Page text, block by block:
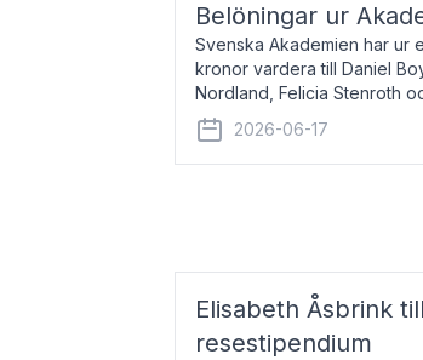
Belöningar ur
Svenska Akademien har ur
kronor vardera till Daniel
Nordland, Felicia Stenroth
född 1981, är poet och
2026-06-17
Elisabeth Åsbrink
resestipendium